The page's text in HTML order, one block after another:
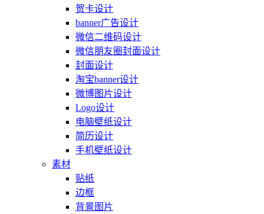
贺卡设计
banner广告设计
微信二维码设计
微信朋友圈封面设计
封面设计
淘宝banner设计
微博图片设计
Logo设计
电脑壁纸设计
简历设计
手机壁纸设计
素材
贴纸
边框
背景图片